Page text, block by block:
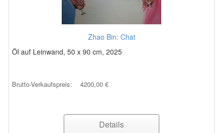
Zhao Bin: Chat
Öl auf Leinwand, 50 x 90 cm, 2025
Brutto-Verkaufspreis: 4200,00 €
Details